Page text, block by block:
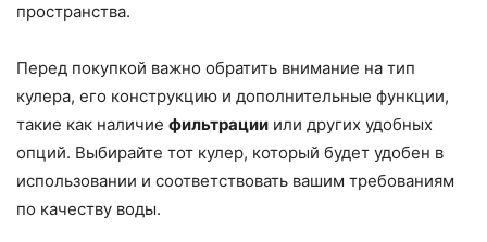
пространства.
Перед покупкой важно обратить внимание на тип
кулера, его конструкцию и дополнительные функции,
такие как наличие фильтрации или других удобных
опций. Выбирайте тот кулер, который будет удобен в
использовании и соответствовать вашим требованиям
по качеству воды.